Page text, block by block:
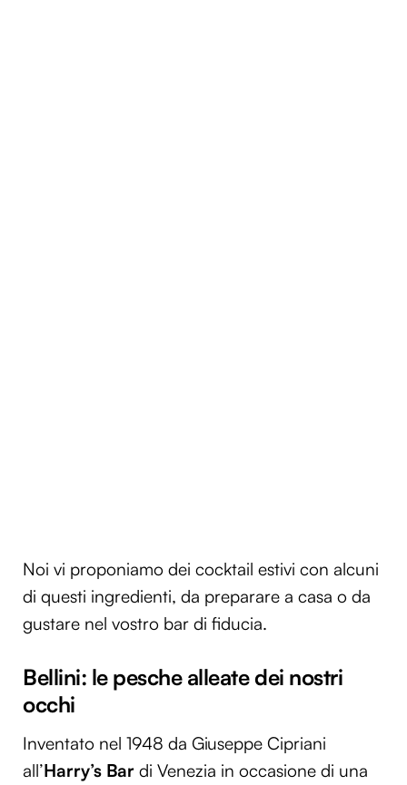
Noi vi proponiamo dei cocktail estivi con alcuni
di questi ingredienti, da preparare a casa o da
gustare nel vostro bar di fiducia.
Bellini: le pesche alleate dei nostri
occhi
Inventato nel 1948 da Giuseppe Cipriani
all’Harry’s Bar di Venezia in occasione di una